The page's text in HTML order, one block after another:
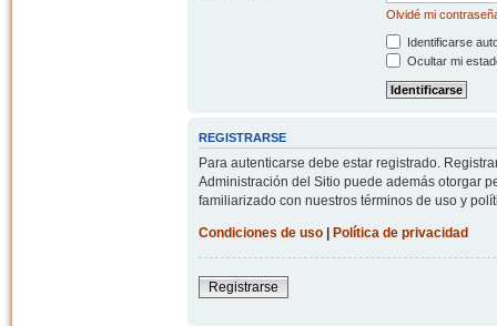
Olvidé mi
Identificarse
Ocultar mi
REGISTRARSE
Para autenticarse debe estar registrado.
Administración del Sitio puede además otorgar
familiarizado con nuestros términos de uso y
Condiciones de uso| Política de privacidad
Registrarse